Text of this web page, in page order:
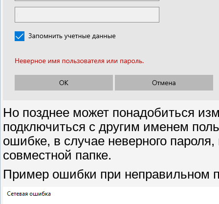
Но позднее может понадобиться
подключиться с другим именем
ошибке, в случае неверного
совместной папке.
Пример ошибки при неправильном